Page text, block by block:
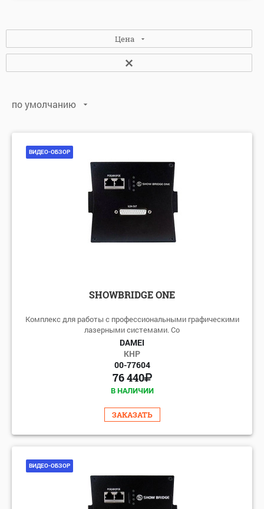
Цена
по умолчанию
по алфавиту: А-Я
по алфавиту: Я-А
по цене: убыванию
ВИДЕО-ОБЗОР
SHOWBRIDGE ONE
Комплекс для работы с профессиональными графическими
лазерными системами. Со
DAMEI
КНР
00-77604
76 440
В НАЛИЧИИ
ЗАКАЗАТЬ
ВИДЕО-ОБЗОР